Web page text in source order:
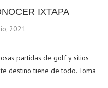
IXTAPA
2021
partidas de golf y sitios
destino tiene de todo. Toma